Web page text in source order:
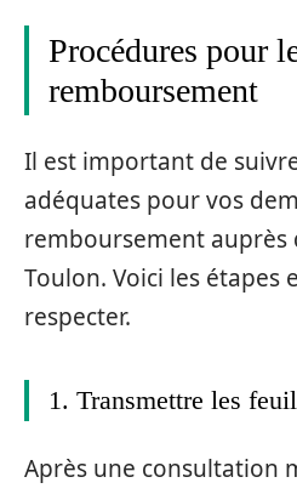
Procédures pour
remboursement
Il est important de
adéquates pour vos
remboursement auprès
Toulon. Voici les étapes
respecter.
1. Transmettre les
Après une consultation